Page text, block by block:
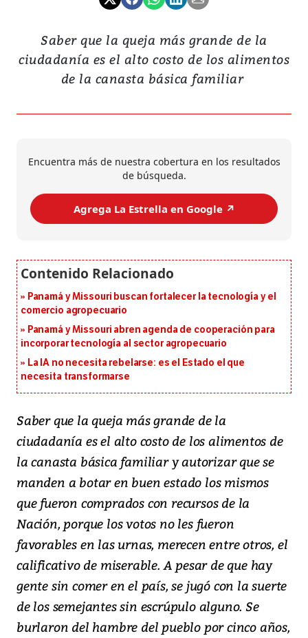
Saber que la queja más grande de la
ciudadanía es el alto costo de los alimentos
de la canasta básica familiar
Encuentra más de nuestra cobertura en los resultados
de búsqueda.
Agrega La Estrella en Google ↗️
Panamá y Missouri buscan fortalecer la tecnología y el
comercio agropecuario
Panamá y Missouri abren agenda de cooperación para
incorporar tecnología al sector agropecuario
La IA no necesita rebelarse: es el Estado el que
necesita transformarse
Saber que la queja más grande de la
ciudadanía es el alto costo de los alimentos de
la canasta básica familiar y autorizar que se
manden a botar en buen estado los mismos
que fueron comprados con recursos de la
Nación, porque los votos no les fueron
favorables en las urnas, merecen entre otros, el
calificativo de miserable. A pesar de que hay
gente sin comer en el país, se jugó con la suerte
de los semejantes sin escrúpulo alguno. Se
burlaron del hambre del pueblo por cinco años,